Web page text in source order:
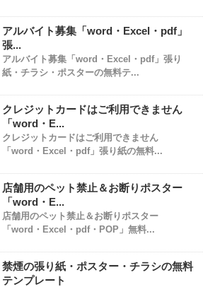
アルバイト募集「word・Excel・pdf」
張...
アルバイト募集「word・Excel・pdf」張り
紙・チラシ・ポスターの無料テ...
クレジットカードはご利用できません
「word・E...
クレジットカードはご利用できません
「word・Excel・pdf」張り紙の無料...
店舗用のペット禁止＆お断りポスター
「word・E...
店舗用のペット禁止＆お断りポスター
「word・Excel・pdf・POP」無料...
禁煙の張り紙・ポスター・チラシの無料
テンプレート